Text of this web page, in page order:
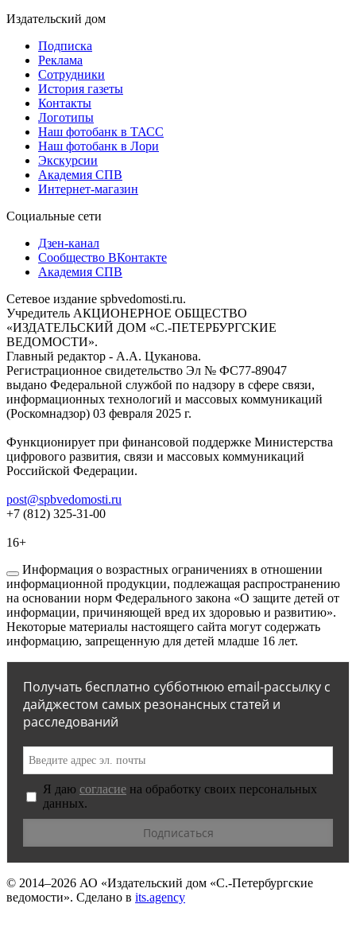
Издательский дом
Подписка
Реклама
Сотрудники
История газеты
Контакты
Логотипы
Наш фотобанк в ТАСС
Наш фотобанк в Лори
Экскурсии
Академия СПВ
Интернет-магазин
Социальные сети
Дзен-канал
Сообщество ВКонтакте
Академия СПВ
Сетевое издание spbvedomosti.ru.
Учредитель АКЦИОНЕРНОЕ ОБЩЕСТВО
«ИЗДАТЕЛЬСКИЙ ДОМ «С.-ПЕТЕРБУРГСКИЕ
ВЕДОМОСТИ».
Главный редактор - А.А. Цуканова.
Регистрационное свидетельство Эл № ФС77-89047
выдано Федеральной службой по надзору в сфере связи,
информационных технологий и массовых коммуникаций
(Роскомнадзор) 03 февраля 2025 г.
Функционирует при финансовой поддержке Министерства
цифрового развития, связи и массовых коммуникаций
Российской Федерации.
post@spbvedomosti.ru
+7 (812) 325-31-00
16+
Информация о возрастных ограничениях в отношении
информационной продукции, подлежащая распространению
на основании норм Федерального закона «О защите детей от
информации, причиняющей вред их здоровью и развитию».
Некоторые материалы настоящего сайта могут содержать
информацию, запрещенную для детей младше 16 лет.
Получать бесплатно субботнюю email-рассылку с
дайджестом самых резонансных статей и
расследований
Я даю согласие на обработку своих персональных
данных.
© 2014–2026 АО «Издательский дом «С.-Петербургские
ведомости». Сделано в its.agency